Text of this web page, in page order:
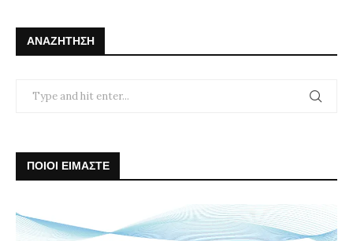
ΑΝΑΖΉΤΗΣΗ
ΠΟΙΟΙ ΕΙΜΑΣΤΕ